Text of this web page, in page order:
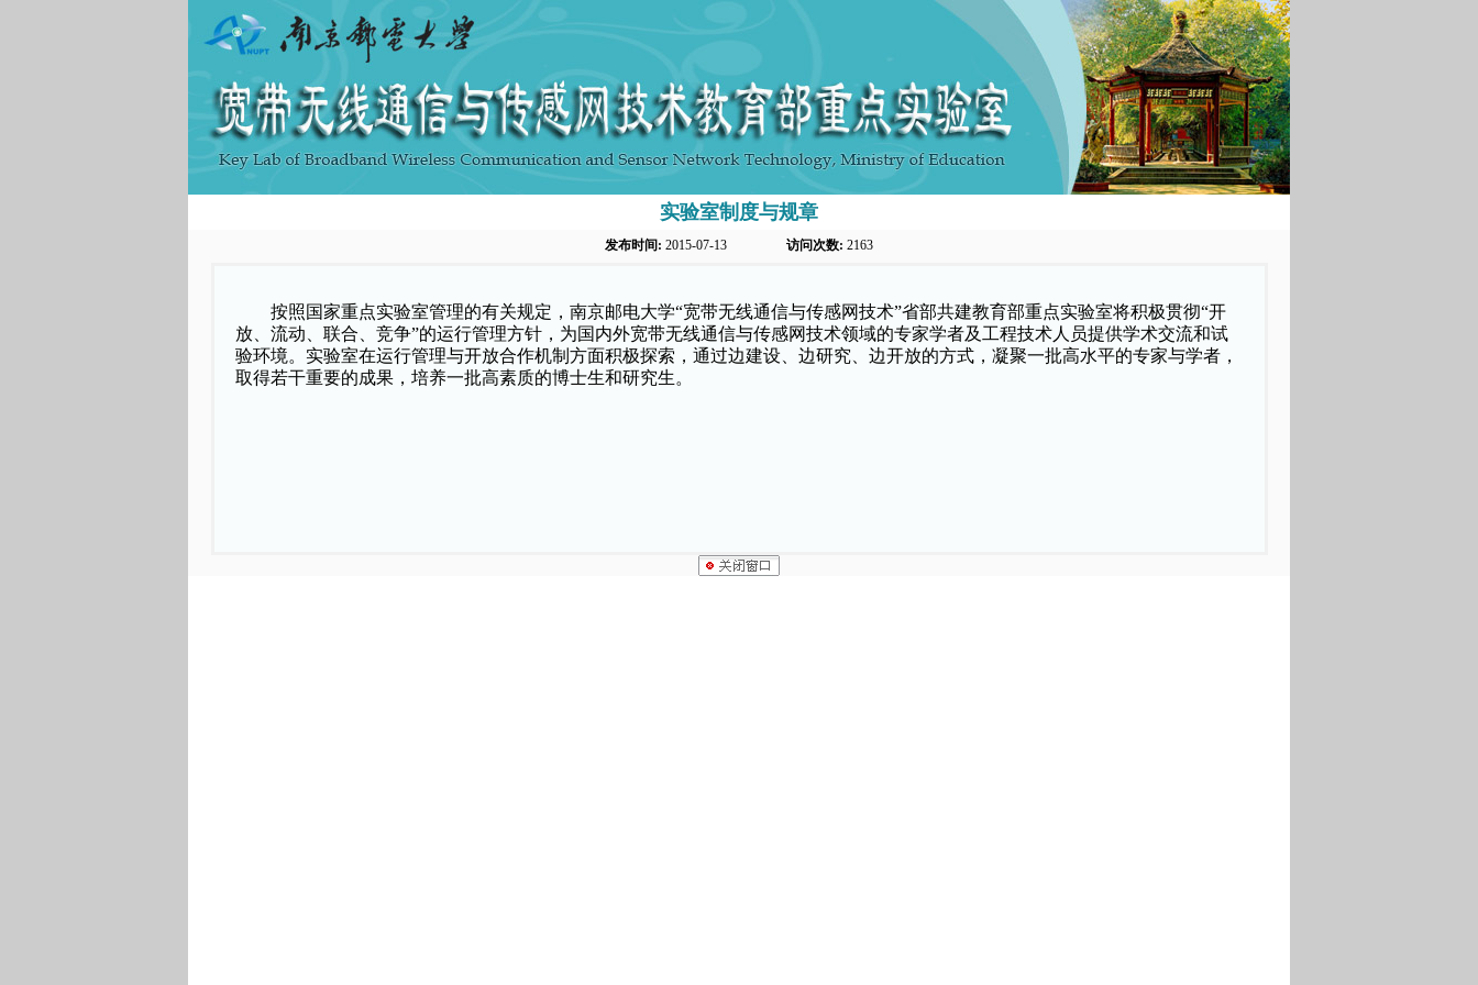
实验室制度与规章
发布时间: 2015-07-13 访问次数: 2163
按照国家重点实验室管理的有关规定，南京邮电大学“宽带无线通信与传感网技术”省部共建教育部重点实验室将积极贯彻“开
放、流动、联合、竞争”的运行管理方针，为国内外宽带无线通信与传感网技术领域的专家学者及工程技术人员提供学术交流和试
验环境。实验室在运行管理与开放合作机制方面积极探索，通过边建设、边研究、边开放的方式，凝聚一批高水平的专家与学者，
取得若干重要的成果，培养一批高素质的博士生和研究生。